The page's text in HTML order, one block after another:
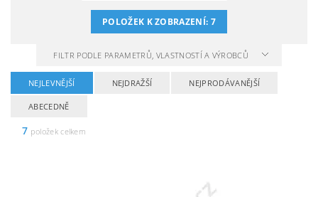
POLOŽEK K ZOBRAZENÍ: 7
FILTR PODLE PARAMETRŮ, VLASTNOSTÍ A VÝROBCŮ
NEJLEVNĚJŠÍ NEJDRAŽŠÍ NEJPRODÁVANĚJŠÍ
ABECEDNĚ
7 položek celkem